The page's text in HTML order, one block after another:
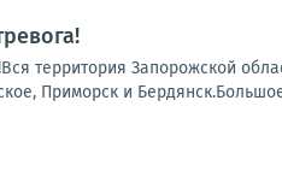
территория Запорожской
Приморск и